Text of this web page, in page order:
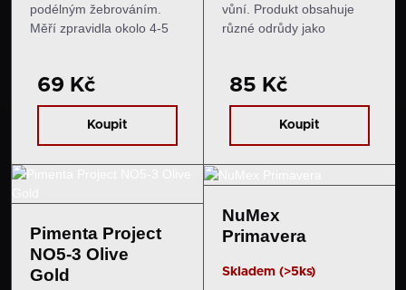
podélným žebrováním.
Měří zpravidla okolo 4-5
následně zrají do
krásného svítivého odstínu
červené barvy. Chuť
a pal: Plody se vyznačují…
69 Kč
Koupit
vůní. Produkt obsahuje
různé odrůdy jako
každá s jedinečnou
charakteristikou – od
ovocných…
85 Kč
Koupit
Pimenta Project
NO5-3 Olive
Gold
NuMex
Primavera
Skladem (>5ks)